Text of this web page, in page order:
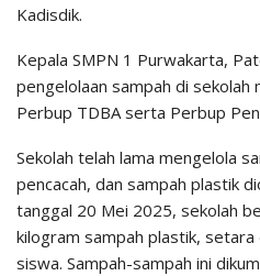
Kadisdik.
Kepala SMPN 1 Purwakarta,
pengelolaan sampah di
Perbup TDBA serta Perbup
Sekolah telah lama mengelola
pencacah, dan sampah plastik
tanggal 20 Mei 2025, sekolah
kilogram sampah plastik,
siswa. Sampah-sampah ini